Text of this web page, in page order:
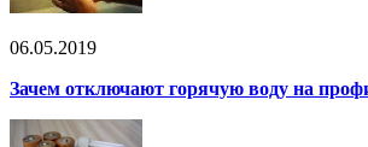
06.05.2019
Зачем отключают горячую воду на